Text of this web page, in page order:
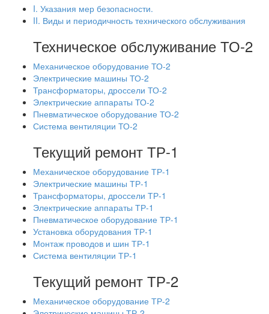
I. Указания мер безопасности.
II. Виды и периодичность технического обслуживания
Техническое обслуживание ТО-2
Механическое оборудование ТО-2
Электрические машины ТО-2
Трансформаторы, дроссели ТО-2
Электрические аппараты ТО-2
Пневматическое оборудование ТО-2
Система вентиляции ТО-2
Текущий ремонт ТР-1
Механическое оборудование ТР-1
Электрические машины ТР-1
Трансформаторы, дроссели ТР-1
Электрические аппараты ТР-1
Пневматическое оборудование ТР-1
Установка оборудования ТР-1
Монтаж проводов и шин ТР-1
Система вентиляции ТР-1
Текущий ремонт ТР-2
Механическое оборудование ТР-2